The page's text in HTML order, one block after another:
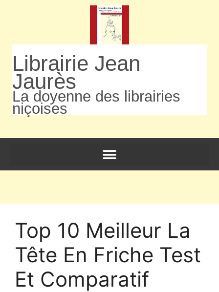
Librairie Jean
Jaurès
La doyenne des librairies
niçoises
Top 10 Meilleur La
Tête En Friche Test
Et Comparatif